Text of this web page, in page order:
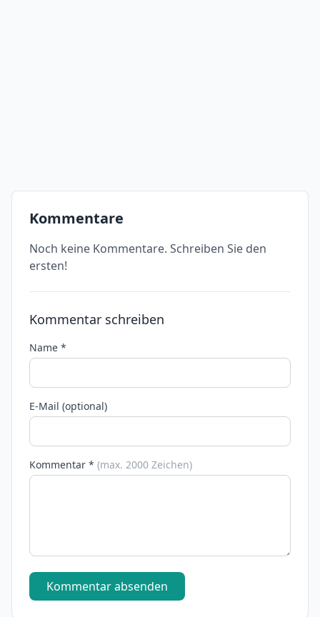
Kommentare
Noch keine Kommentare. Schreiben Sie den
ersten!
Kommentar schreiben
Name *
E-Mail (optional)
Kommentar * (max. 2000 Zeichen)
Kommentar absenden